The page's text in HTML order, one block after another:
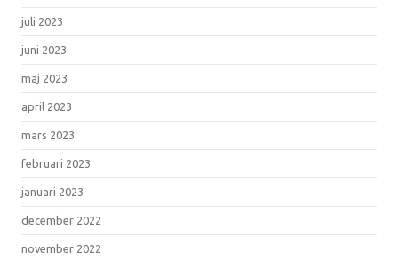
juli 2023
juni 2023
maj 2023
april 2023
mars 2023
februari 2023
januari 2023
december 2022
november 2022